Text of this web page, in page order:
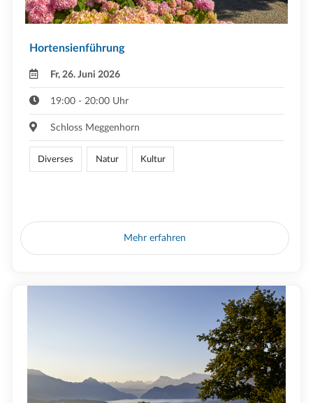
Hortensienführung
Fr, 26. Juni 2026
19:00 - 20:00 Uhr
Schloss Meggenhorn
Diverses Natur Kultur
Mehr erfahren